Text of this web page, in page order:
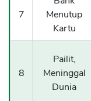
7
Menutup
Kartu
8
Pailit,
Meninggal
Dunia